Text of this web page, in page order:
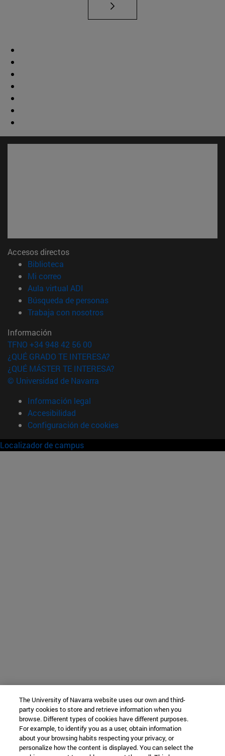
Accesos directos
Biblioteca
Mi correo(abre en nueva ventana)
Aula virtual ADI
Búsqueda de personas(abre en nueva ventana)
Trabaja con nosotros(abre en nueva ventana)
Información
TFNO +34 948 42 56 00
¿QUÉ GRADO TE INTERESA?
¿QUÉ MÁSTER TE INTERESA?
© Universidad de Navarra
Información legal
Accesibilidad
Configuración de cookies
Localizador de campus
The University of Navarra website uses our own and third-
party cookies to store and retrieve information when you
browse. Different types of cookies have different purposes.
For example, to identify you as a user, obtain information
about your browsing habits respecting your privacy, or
personalize how the content is displayed. You can select the